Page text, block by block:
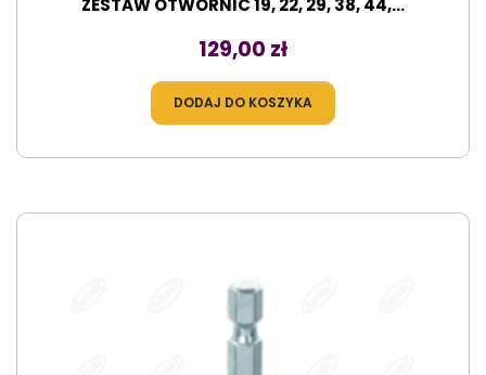
ZESTAW OTWORNIC 19, 22, 29, 38, 44,...
Cena
129,00 zł
DODAJ DO KOSZYKA